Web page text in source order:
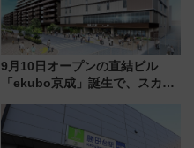
9月10日オープンの直結ビル
「ekubo京成」誕生で、スカイ
新鎌ヶ谷はどう変わる？ 全テナ
ント情報も公開！